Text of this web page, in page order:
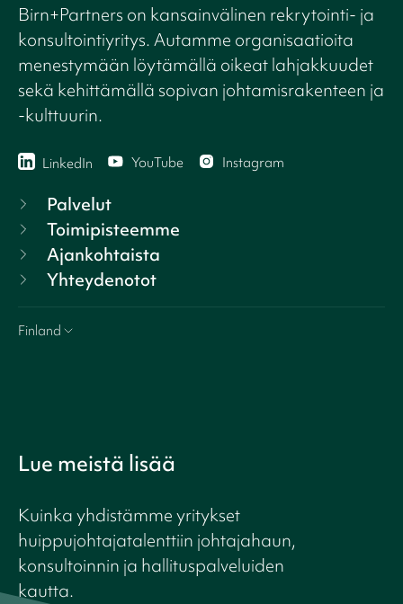
Birn+Partners on kansainvälinen rekrytointi- ja
konsultointiyritys. Autamme organisaatioita
menestymään löytämällä oikeat lahjakkuudet
sekä kehittämällä sopivan johtamisrakenteen ja
-kulttuurin.
LinkedIn YouTube Instagram
Palvelut
Toimipisteemme
Ajankohtaista
Yhteydenotot
Finland
Lue meistä lisää
Kuinka yhdistämme yritykset
huippujohtajatalenttiin johtajahaun,
konsultoinnin ja hallituspalveluiden
kautta.